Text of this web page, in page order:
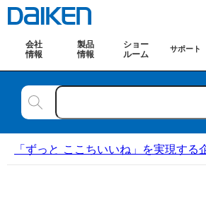
会社
情報
製品
情報
ショー
ルーム
サポート
「ずっと ここちいいね」を実現す